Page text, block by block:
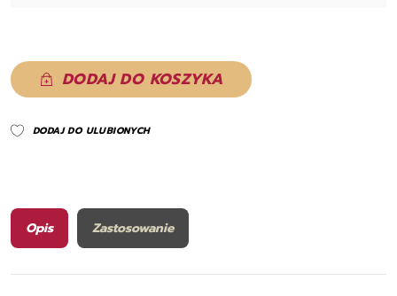
DODAJ DO KOSZYKA
DODAJ DO ULUBIONYCH
Opis Zastosowanie